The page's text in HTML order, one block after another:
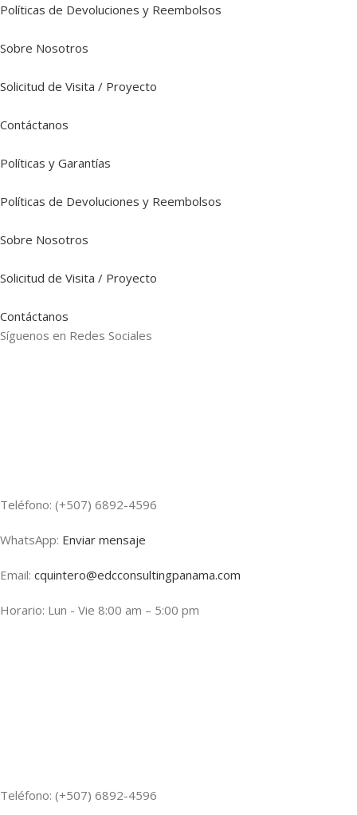
Políticas de Devoluciones y Reembolsos
Sobre Nosotros
Solicitud de Visita / Proyecto
Contáctanos
Políticas y Garantías
Políticas de Devoluciones y Reembolsos
Sobre Nosotros
Solicitud de Visita / Proyecto
Contáctanos
Síguenos en Redes Sociales
Teléfono: (+507) 6892-4596
WhatsApp: Enviar mensaje
Email: cquintero@edcconsultingpanama.com
Horario: Lun - Vie 8:00 am – 5:00 pm
Teléfono: (+507) 6892-4596